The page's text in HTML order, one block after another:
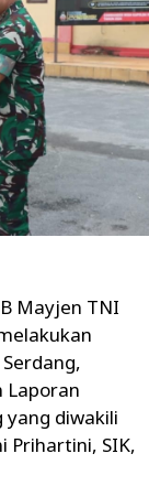
Mayjen TNI
Laporan
yang diwakili
Prihartini, SIK,